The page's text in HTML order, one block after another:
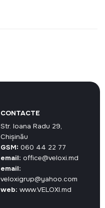
CONTACTE
Str. Ioana Radu 29,
Chișinău
GSM: 060 44 22 77
email: office@veloxi.md
email:
veloxigrup@yahoo.com
web: www.VELOXI.md